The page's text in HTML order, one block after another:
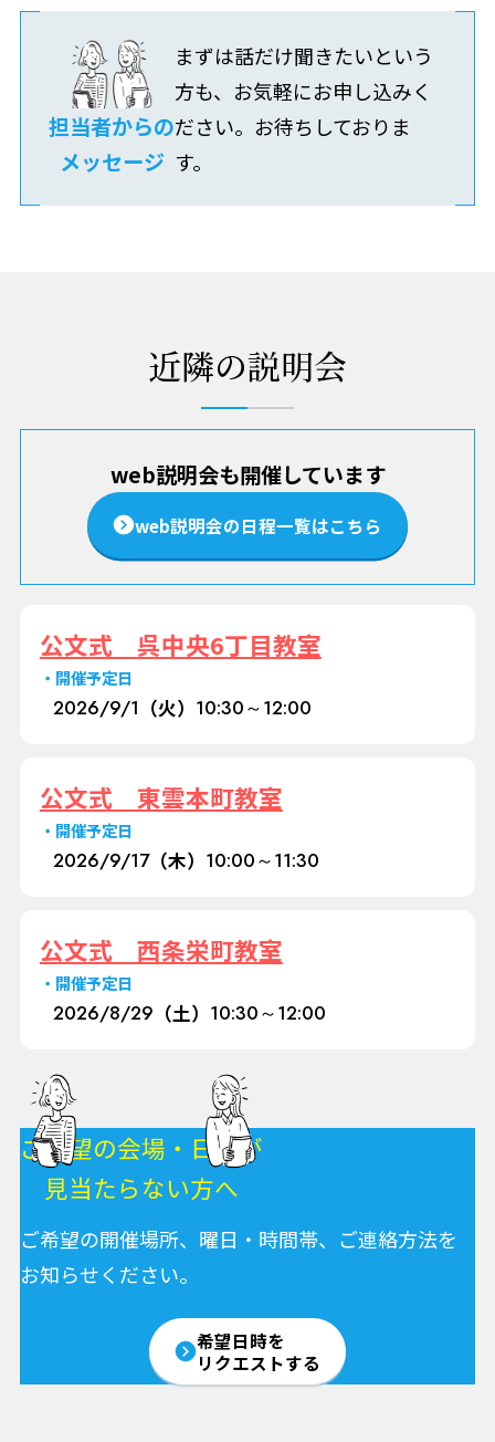
担当者からの
メッセージ
まずは話だけ聞きたいという
方も、お気軽にお申し込みく
ださい。お待ちしておりま
す。
近隣の説明会
web説明会も開催しています
web説明会の日程一覧はこちら
公文式 呉中央6丁目教室
開催予定日
2026/9/1 （火） 10:30～12:00
公文式 東雲本町教室
開催予定日
2026/9/17（木） 10:00～11:30
公文式 西条栄町教室
開催予定日
2026/8/29 （土） 10:30～12:00
ご希望の会場・日程が
見当たらない方へ
ご希望の開催場所、曜日・時間帯、ご連絡方法を
お知らせください。
希望日時を
リクエストする